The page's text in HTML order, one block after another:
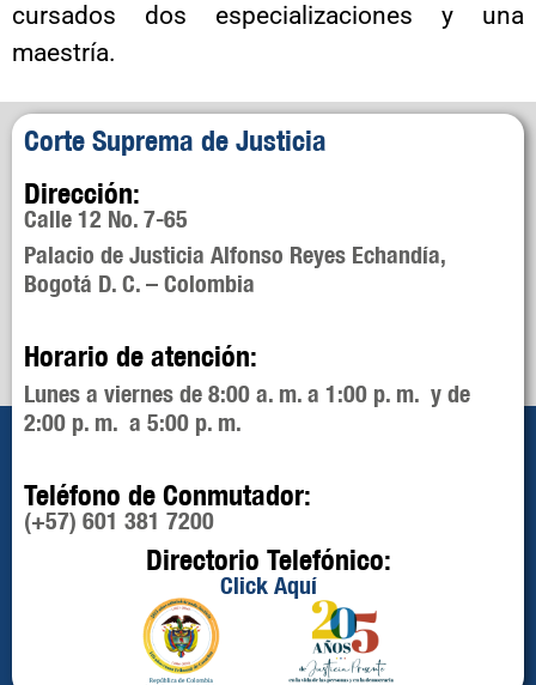
cursados dos especializaciones y una
maestría.
Corte Suprema de Justicia
Dirección:
Calle 12 No. 7-65
Palacio de Justicia Alfonso Reyes Echandía,
Bogotá D. C. – Colombia
Horario de atención:
Lunes a viernes de 8:00 a. m. a 1:00 p. m. y de
2:00 p. m. a 5:00 p. m.
Teléfono de Conmutador:
(+57) 601 381 7200
Directorio Telefónico:
Click Aquí